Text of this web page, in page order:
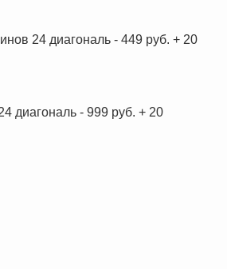
24 диагональ - 449 руб. + 20
диагональ - 999 руб. + 20